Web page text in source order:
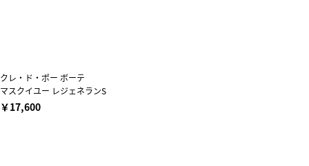
クレ・ド・ポー ボーテ
マスクイユー レジェネランS
￥17,600